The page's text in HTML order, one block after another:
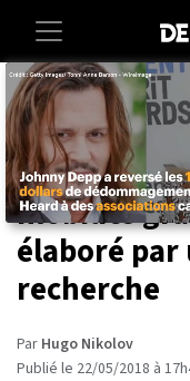
Accueil Sciences
Les
pourraient
mobilité
élaboré par
recherche
Par Hugo Nikolov
Publié le 22/05/2018 à